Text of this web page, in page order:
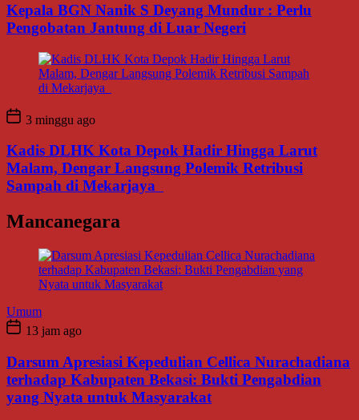
Kepala BGN Nanik S Deyang Mundur : Perlu
Pengobatan Jantung di Luar Negeri
3 minggu ago
Kadis DLHK Kota Depok Hadir Hingga Larut
Malam, Dengar Langsung Polemik Retribusi
Sampah di Mekarjaya
Mancanegara
Umum
13 jam ago
Darsum Apresiasi Kepedulian Cellica Nurachadiana
terhadap Kabupaten Bekasi: Bukti Pengabdian
yang Nyata untuk Masyarakat